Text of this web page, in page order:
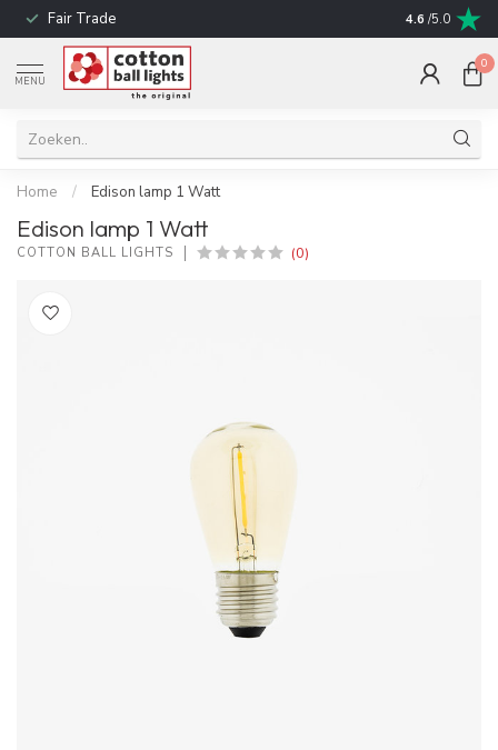
Fair Trade Snelle
4.6 /5.0
MENU
0
Home / Edison lamp 1 Watt
Edison lamp 1 Watt
COTTON BALL LIGHTS (0)